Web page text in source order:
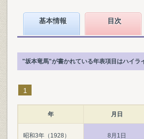
基本情報 目次
"坂本竜馬"が書かれている年表項目はハイラ
1
年 月日
昭和3年（1928） 8月1日